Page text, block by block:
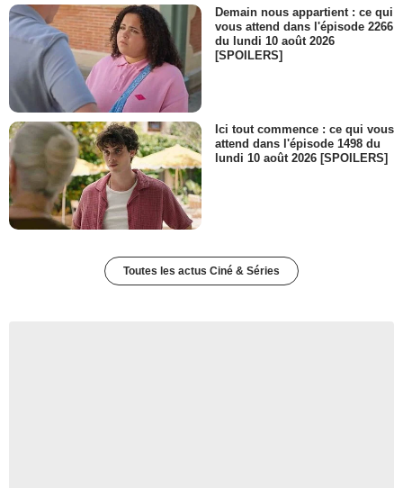
Demain nous appartient : ce qui
vous attend dans l'épisode 2266
du lundi 10 août 2026
[SPOILERS]
Ici tout commence : ce qui vous
attend dans l'épisode 1498 du
lundi 10 août 2026 [SPOILERS]
Toutes les actus Ciné & Séries